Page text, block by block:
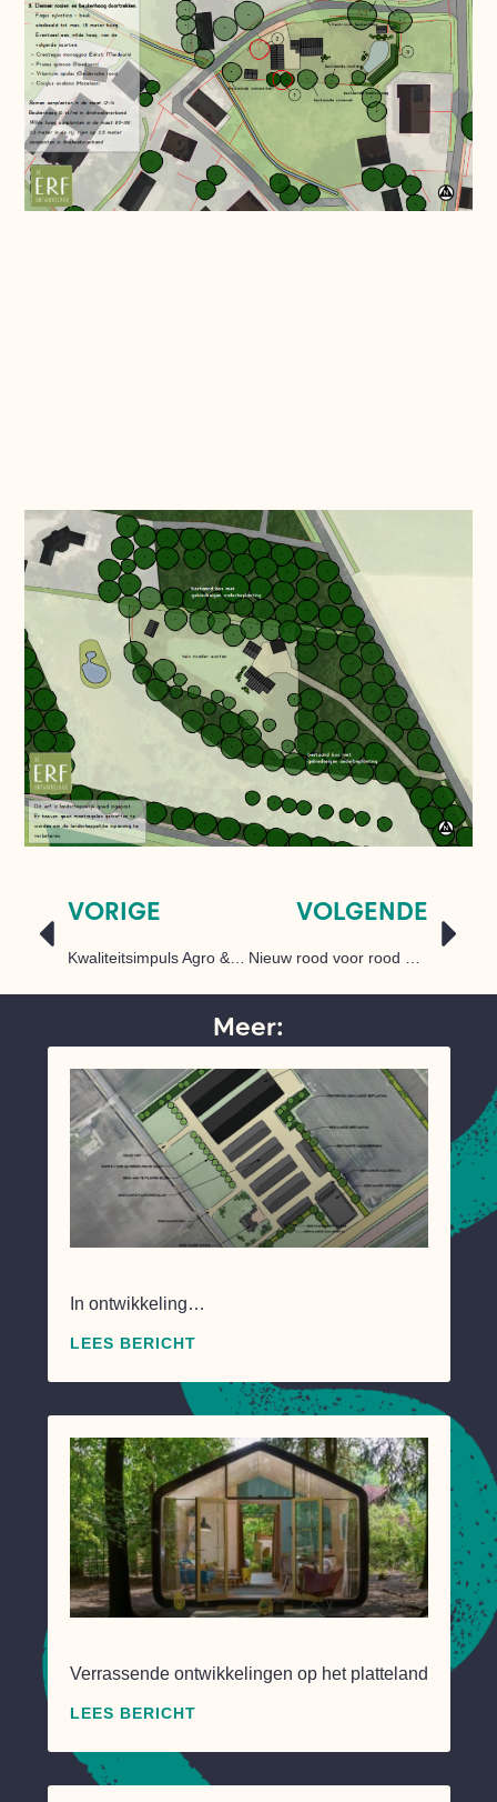
VORIGE VOLGENDE
Meer:
In ontwikkeling…
LEES BERICHT
Verrassende ontwikkelingen op het platteland
LEES BERICHT